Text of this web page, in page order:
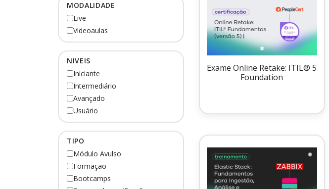
MODALIDADE
Live
Videoaulas
NIVEIS
Iniciante
Intermediário
Avançado
Usuário
TIPO
Módulo Avulso
Formação
Bootcamps
Exame Online Retake: ITIL® 5
Foundation